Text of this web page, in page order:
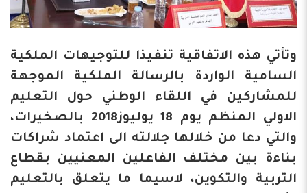
وتأتي هذه الاتفاقية تنفيذا للتوجيهات الملكية
السامية الواردة بالرسالة الملكية الموجهة
للمشاركين في اللقاء الوطني حول التعليم
الاولي المنظم يوم 18 يوليوز2018 بالصخيرات،
والتي دعا من خلالها جلالته الى اعتماد شراكات
بناءة بين مختلف الفاعلين المعنيين بقطاع
التربية والتكوين، لاسيما ما يتعلق بالتعليم